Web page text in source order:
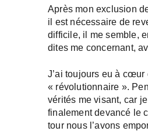
Après mon exclusion
il est nécessaire de
difficile, il me semble,
dites me concernant,
J’ai toujours eu à
« révolutionnaire ».
vérités me visant, car
finalement devancé le
tour nous l’avons